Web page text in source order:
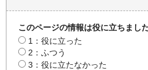
このページの情報は役に立ちまし
1：役に立った
2：ふつう
3：役に立たなかった